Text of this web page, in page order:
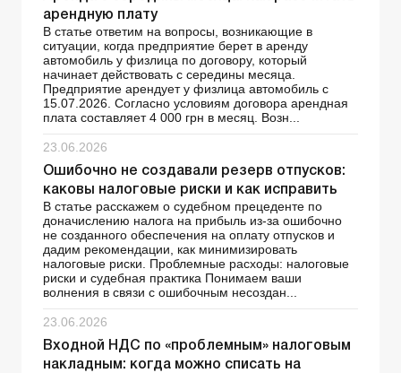
арендную плату
В статье ответим на вопросы, возникающие в
ситуации, когда предприятие берет в аренду
автомобиль у физлица по договору, который
начинает действовать с середины месяца.
Предприятие арендует у физлица автомобиль с
15.07.2026. Согласно условиям договора арендная
плата составляет 4 000 грн в месяц. Возн...
23.06.2026
Ошибочно не создавали резерв отпусков:
каковы налоговые риски и как исправить
В статье расскажем о судебном прецеденте по
доначислению налога на прибыль из-за ошибочно
не созданного обеспечения на оплату отпусков и
дадим рекомендации, как минимизировать
налоговые риски. Проблемные расходы: налоговые
риски и судебная практика Понимаем ваши
волнения в связи с ошибочным несоздан...
23.06.2026
Входной НДС по «проблемным» налоговым
накладным: когда можно списать на